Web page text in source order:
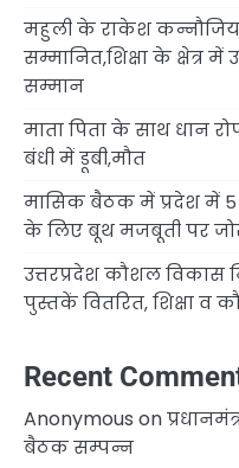
महुली के राकेश
सम्मानित,शिक्षा के क्षेत्र में
सम्मान
माता पिता के साथ धान
बंधी में डूबी,मौत
मासिक बैठक में प्रदेश में 5
के लिए बूथ मजबूती पर
उत्तरप्रदेश कौशल
पुस्तकें वितरित, शिक्षा व
Recent
Anonymous on
बैठक सम्पन्न